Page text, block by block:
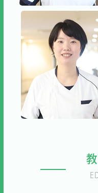
救急救命士として
学ばないような内容
知ることができます
2016年入職
患者サポートセンター